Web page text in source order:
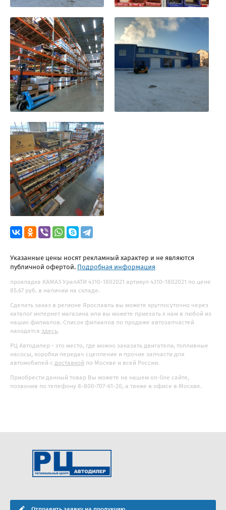
Указанные цены носят рекламный характер и не являются
публичной офертой. Подробная информация
прокладка КАМАЗ УралАТИ 4310-1802021 артикул 4310-1802021 по цене
85.67 руб. в наличии на складе.
Сделать заказ в регионе Ярославль вы можете круглосуточно через
каталог интернет магазина или вы можете приехать к нам в любой из
наших филиалов. Список филиалов по продаже автозапчастей
находятся здесь.
РЦ Автодилер - это место, где можно заказать двигатели, топливные
насосы, коробки передач сцепление и прочие запчасти для
автомобилей с доставкой по Москве и всей России.
Приобрести данный товар Вы можете на нашем on-line сайте,
позвонив по телефону 8-800-707-61-20, а также в офисе в Москве.